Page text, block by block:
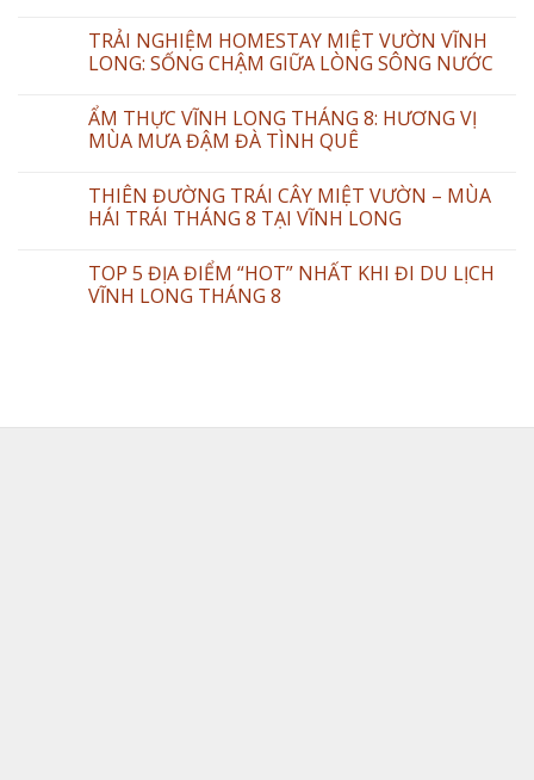
TRẢI NGHIỆM HOMESTAY MIỆT VƯỜN VĨNH
LONG: SỐNG CHẬM GIỮA LÒNG SÔNG NƯỚC
ẨM THỰC VĨNH LONG THÁNG 8: HƯƠNG VỊ
MÙA MƯA ĐẬM ĐÀ TÌNH QUÊ
THIÊN ĐƯỜNG TRÁI CÂY MIỆT VƯỜN – MÙA
HÁI TRÁI THÁNG 8 TẠI VĨNH LONG
TOP 5 ĐỊA ĐIỂM “HOT” NHẤT KHI ĐI DU LỊCH
VĨNH LONG THÁNG 8